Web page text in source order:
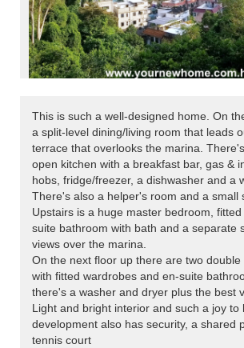
This is such a well-designed home. On
a split-level dining/living room that leads
terrace that overlooks the marina.
open kitchen with a breakfast bar, gas &
hobs, fridge/freezer, a dishwasher and a
There's also a helper's room and a small
Upstairs is a huge master bedroom,
suite bathroom with bath and a separate
views over the marina.
On the next floor up there are two
with fitted wardrobes and en-suite
there's a washer and dryer plus the best
Light and bright interior and such a joy to
development also has security, a shared
tennis court